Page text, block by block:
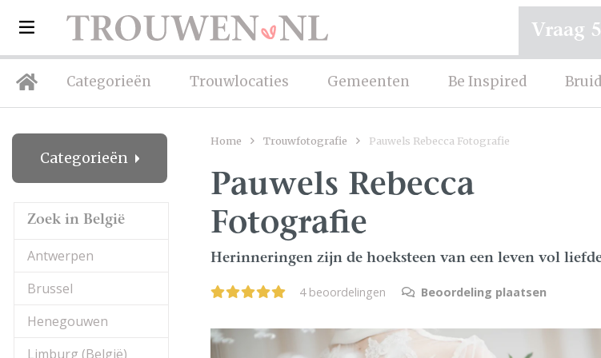
Categorieën Trouwlocaties Gemeenten Be Inspired
Vraag
Categorieën
Zoek in België
Antwerpen
Brussel
Henegouwen
Limburg (België)
Home Trouwfotografie Pauwels Rebecca Fotografie
Pauwels Rebecca
Fotografie
Herinneringen zijn de hoeksteen van een leven vol
4 beoordelingen Beoordeling plaatsen